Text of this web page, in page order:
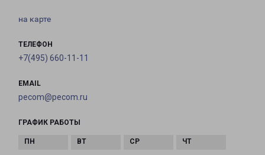
на карте
ТЕЛЕФОН
+7(495) 660-11-11
EMAIL
pecom@pecom.ru
ГРАФИК РАБОТЫ